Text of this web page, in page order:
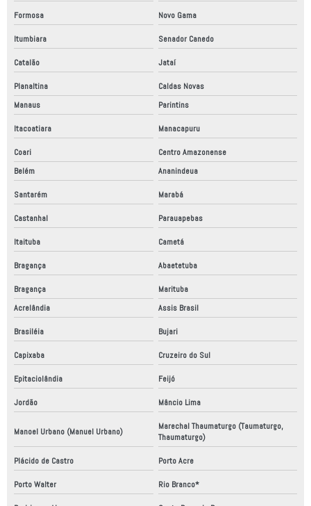
Formosa Novo Gama
Itumbiara Senador Canedo
Catalão Jataí
Planaltina
Caldas Novas
Manaus
Parintins
Itacoatiara Manacapuru
Coari
Centro Amazonense
Belém
Ananindeua
Santarém Marabá
Castanhal Parauapebas
Itaituba Cametá
Bragança Abaetetuba
Bragança
Marituba
Acrelândia
Assis Brasil
Brasiléia Bujari
Capixaba Cruzeiro do Sul
Epitaciolândia Feijó
Jordão Mâncio Lima
Manoel Urbano (Manuel Urbano)
Marechal Thaumaturgo (Taumaturgo,
Thaumaturgo)
Plácido de Castro Porto Acre
Porto Walter Rio Branco*